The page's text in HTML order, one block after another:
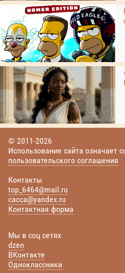
© 2011-2026
Использование сайта означает
пользовательского соглашения
Контакты
top_6464@mail.ru
cacca@yandex.ru
Контактная форма
Мы в соц сетях
dzen
ВКонтакте
Одноклассники